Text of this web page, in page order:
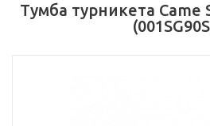
Тумба турникета Came